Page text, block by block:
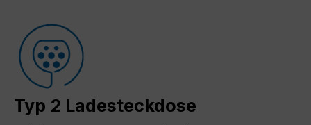
Typ 2 Ladesteckdose